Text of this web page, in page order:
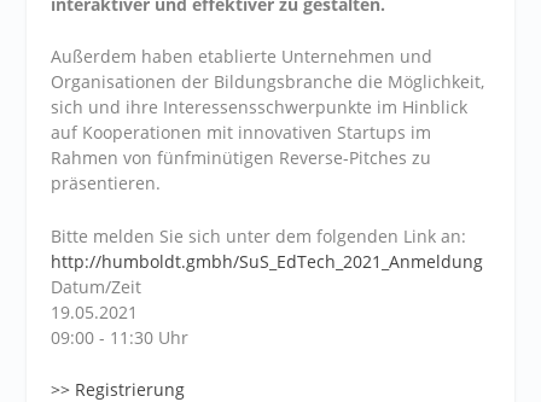
Außerdem haben etablierte Unternehmen und
Organisationen der Bildungsbranche die Möglichkeit,
sich und ihre Interessensschwerpunkte im Hinblick
auf Kooperationen mit innovativen Startups im
Rahmen von fünfminütigen Reverse-Pitches zu
präsentieren.
Bitte melden Sie sich unter dem folgenden Link an:
http://humboldt.gmbh/SuS_EdTech_2021_Anmeldung
Datum/Zeit
19.05.2021
09:00 - 11:30 Uhr
>> Registrierung